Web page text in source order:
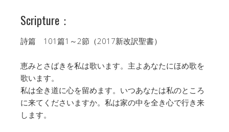
Scripture：
詩篇 101篇1～2節（2017新改訳聖書）
恵みとさばきを私は歌います。主よあなたにほめ歌を
歌います。
私は全き道に心を留めます。いつあなたは私のところ
に来てくださいますか。私は家の中を全き心で行き来
します。